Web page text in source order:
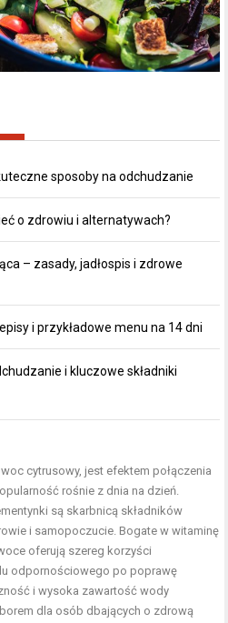
sposoby na odchudzanie
o zdrowiu i alternatywach?
– zasady, jadłospis i zdrowe
i przykładowe menu na 14 dni
i kluczowe składniki
cytrusowy, jest efektem połączenia
rośnie z dnia na dzień.
są skarbnicą składników
i samopoczucie. Bogate w witaminę
oferują szereg korzyści
odpornościowego po poprawę
i wysoka zawartość wody
dla osób dbających o zdrową